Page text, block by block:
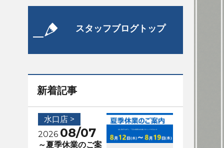
スタッフブログトップ
新着記事
水口店 >
2026 08/07
～夏季休業のご案